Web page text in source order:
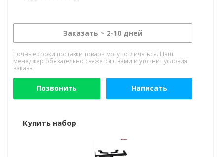
Заказать ~ 2-10 дней
Точные сроки поставки товара могут отличаться. Наш
менеджер обязательно свяжется с вами и уточнит условия
заказа
Позвонить Написать
Купить набор